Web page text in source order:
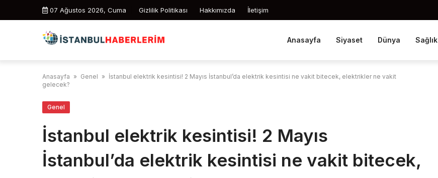
07 Ağustos 2026, Cuma Gizlilik Politikası Hakkımızda İletişim
Anasayfa Siyaset Dünya Sağlık
Anasayfa » Genel » İstanbul elektrik kesintisi! 2 Mayıs İstanbul’da elektrik kesintisi ne vakit bitecek, elektrikler ne vakit
gelecek?
Genel
İstanbul elektrik kesintisi! 2 Mayıs
İstanbul’da elektrik kesintisi ne vakit bitecek,